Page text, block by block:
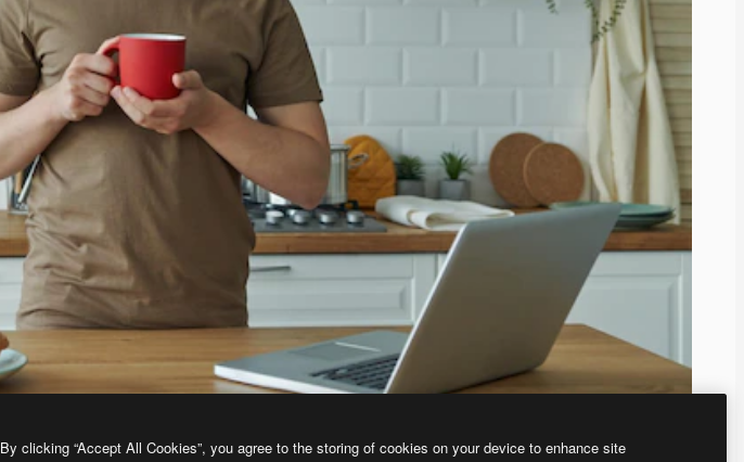
By clicking “Accept All Cookies”, you agree to the storing of cookies on your device to enhance site